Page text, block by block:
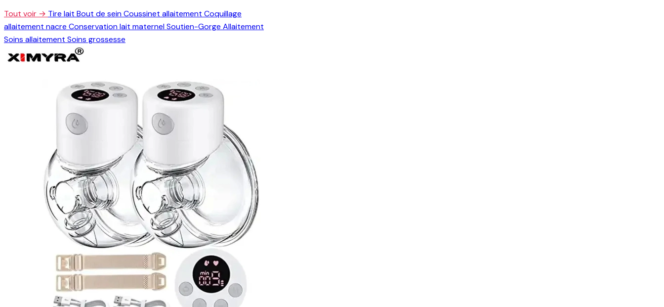
Tout voir → Tire lait Bout de seinCoussinet allaitement Coquillage
allaitement nacre Conservation lait maternelSoutien-Gorge Allaitement
Soins allaitement Soins grossesse